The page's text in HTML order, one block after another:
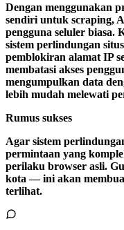
Dengan menggunakan
sendiri untuk scraping,
pengguna seluler biasa.
sistem perlindungan
pemblokiran alamat IP
membatasi akses
mengumpulkan data
lebih mudah melewati
Rumus sukses
Agar sistem
permintaan yang
perilaku browser asli.
kota — ini akan
terlihat.